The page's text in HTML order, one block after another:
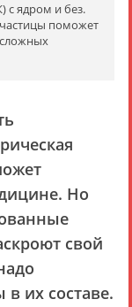
с ядром и без.
поможет
Но
свой
их составе.